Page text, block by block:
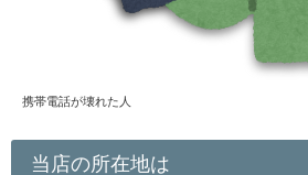
携帯電話が壊れた人
当店の所在地は